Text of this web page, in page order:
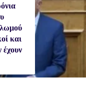
και
έχουν